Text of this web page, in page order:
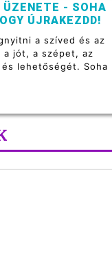
ÜZENETE - SOHA
ÚJRAKEZDD!
a szíved és az
a jót, a szépet, az
lehetőségét. Soha